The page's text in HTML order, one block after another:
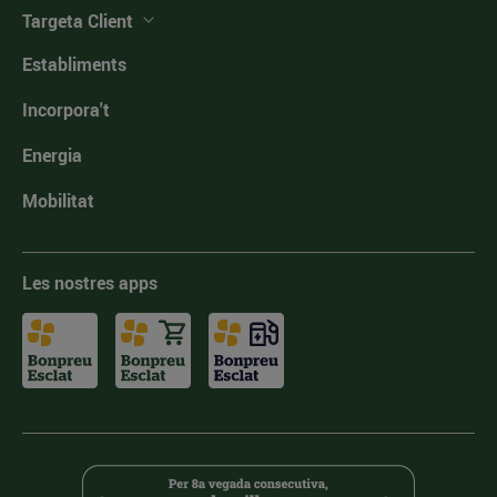
Targeta Client
Establiments
Incorpora't
Energia
Mobilitat
Les nostres apps